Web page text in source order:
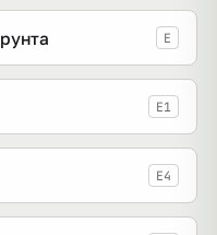
E
E1
E4